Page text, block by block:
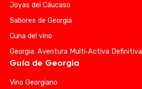
Joyas del Cáucaso
Sabores de Georgia
Cuna del vino
Georgia: Aventura Multi‑Activa Definitiva
Guía de Georgia
Vino Georgiano